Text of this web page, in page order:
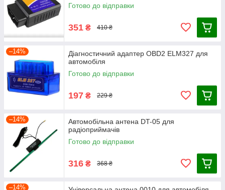
Готово до відправки
351 ₴ 410 ₴
–14%
Діагностичний адаптер OBD2 ELM327 для
автомобіля
Готово до відправки
197 ₴ 229 ₴
–14%
Автомобільна антена DT-05 для
радіоприймачів
Готово до відправки
316 ₴ 368 ₴
–14%